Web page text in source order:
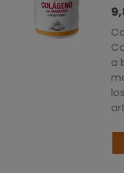
a